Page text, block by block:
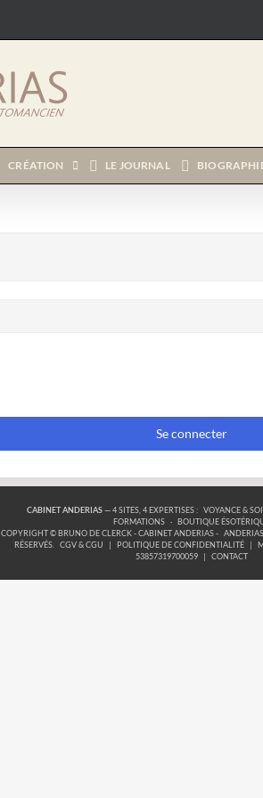
CRÉATION LE JOURNAL
Se connecter
CABINET ANDERIAS— 4 SITES, 4 EXPERTISES : VOYANCE &
FORMATIONS · BOUTIQUE
COPYRIGHT © BRUNO DE CLERCK - CABINET ANDERIAS -
RÉSERVÉS.
CGV & CGU | POLITIQUE DE CONFIDENTIALITÉ |
53857319700059
| CONTACT